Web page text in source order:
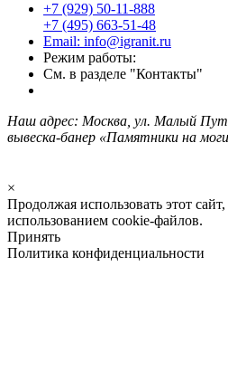
+7 (929) 50-11-888
+7 (495) 663-51-48
Email: info@igranit.ru
Режим работы:
См. в разделе "Контакты"
Наш адрес: Москва, ул. Малый
вывеска-банер «Памятники на
×
Продолжая использовать этот
использованием cookie-файлов.
Принять
Политика конфиденциальности